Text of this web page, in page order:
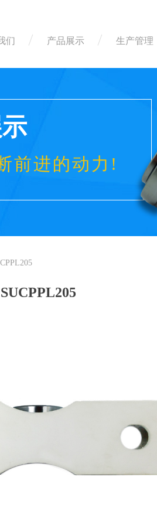
们 产品展示 生产管理
SUCPPL205
前进的动力!